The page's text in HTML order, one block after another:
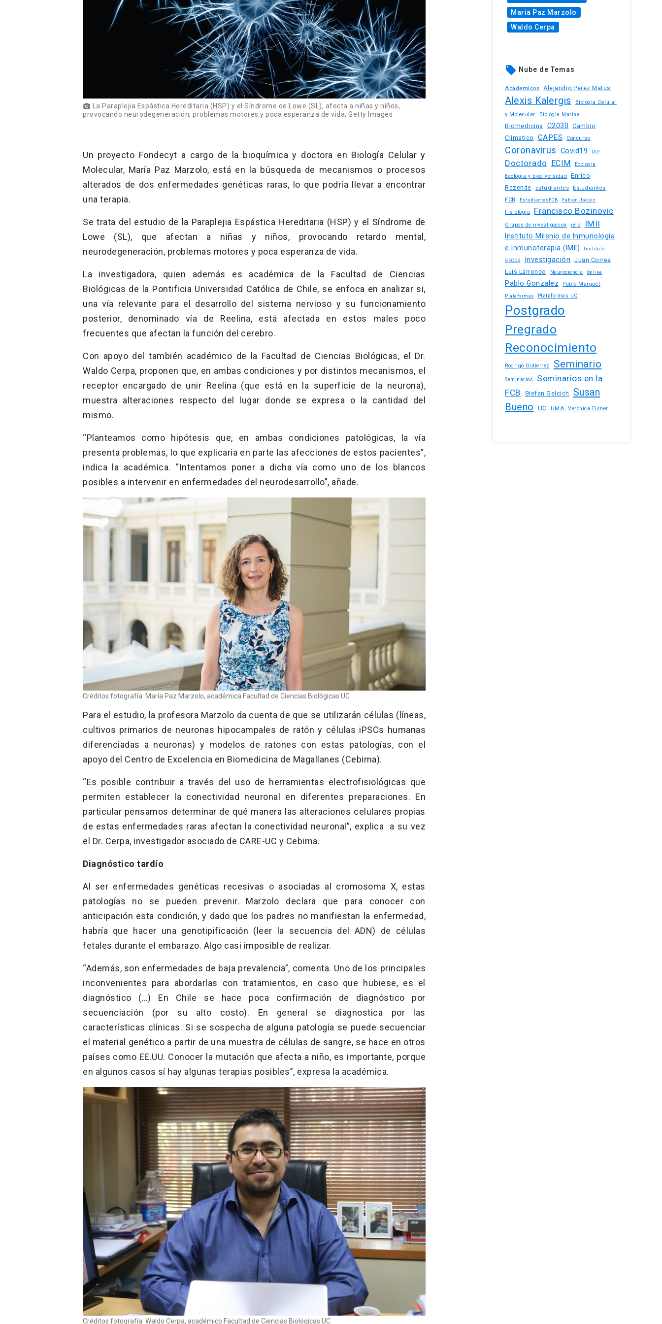
photo_camera La Paraplejia Espástica Hereditaria (HSP) y el Síndrome de Lowe (SL), afecta a niñas y niños,
provocando neurodegeneración, problemas motores y poca esperanza de vida; Getty Images
Un proyecto Fondecyt a cargo de la bioquímica y doctora en Biología Celular y
Molecular, María Paz Marzolo, está en la búsqueda de mecanismos o procesos
alterados de dos enfermedades genéticas raras, lo que podría llevar a encontrar
una terapia.
Se trata del estudio de la Paraplejia Espástica Hereditaria (HSP) y el Síndrome de
Lowe (SL), que afectan a niñas y niños, provocando retardo mental,
neurodegeneración, problemas motores y poca esperanza de vida.
La investigadora, quien además es académica de la Facultad de Ciencias
Biológicas de la Pontificia Universidad Católica de Chile, se enfoca en analizar si,
una vía relevante para el desarrollo del sistema nervioso y su funcionamiento
posterior, denominado vía de Reelina, está afectada en estos males poco
frecuentes que afectan la función del cerebro.
Con apoyo del también académico de la Facultad de Ciencias Biológicas, el Dr.
Waldo Cerpa, proponen que, en ambas condiciones y por distintos mecanismos, el
receptor encargado de unir Reelina (que está en la superficie de la neurona),
muestra alteraciones respecto del lugar donde se expresa o la cantidad del
mismo.
“Planteamos como hipótesis que, en ambas condiciones patológicas, la vía
presenta problemas, lo que explicaría en parte las afecciones de estos pacientes”,
indica la académica. “Intentamos poner a dicha vía como uno de los blancos
posibles a intervenir en enfermedades del neurodesarrollo”, añade.
Créditos fotografía: María Paz Marzolo, académica Facultad de Ciencias Biológicas UC
Para el estudio, la profesora Marzolo da cuenta de que se utilizarán células (líneas,
cultivos primarios de neuronas hipocampales de ratón y células iPSCs humanas
diferenciadas a neuronas) y modelos de ratones con estas patologías, con el
apoyo del Centro de Excelencia en Biomedicina de Magallanes (Cebima).
“Es posible contribuir a través del uso de herramientas electrofisiológicas que
permiten establecer la conectividad neuronal en diferentes preparaciones. En
particular pensamos determinar de qué manera las alteraciones celulares propias
de estas enfermedades raras afectan la conectividad neuronal”, explica a su vez
el Dr. Cerpa, investigador asociado de CARE-UC y Cebima.
Diagnóstico tardío
Al ser enfermedades genéticas recesivas o asociadas al cromosoma X, estas
patologías no se pueden prevenir. Marzolo declara que para conocer con
anticipación esta condición, y dado que los padres no manifiestan la enfermedad,
habría que hacer una genotipificación (leer la secuencia del ADN) de células
fetales durante el embarazo. Algo casi imposible de realizar.
“Además, son enfermedades de baja prevalencia”, comenta. Uno de los principales
inconvenientes para abordarlas con tratamientos, en caso que hubiese, es el
diagnóstico (…) En Chile se hace poca confirmación de diagnóstico por
secuenciación (por su alto costo). En general se diagnostica por las
características clínicas. Si se sospecha de alguna patología se puede secuenciar
el material genético a partir de una muestra de células de sangre, se hace en otros
países como EE.UU. Conocer la mutación que afecta a niño, es importante, porque
en algunos casos sí hay algunas terapias posibles”, expresa la académica.
Créditos fotografía: Waldo Cerpa, académico Facultad de Ciencias Biológicas UC
Maria Paz Marzolo
Waldo Cerpa
local_offer Nube de Temas
Academicos Alejandro Perez Matus
Alexis Kalergis
Biologia Celular
y Molecular
Biologia Marina
Biomedicina C2030
Cambio
Climatico
CAPES Concurso
Coronavirus Covid19 DIP
Doctorado ECIM Ecologia
Ecologia y biodiversidad
Enrico
Rezende
estudiantes
Estudiantes
FCB
EstudiantesFCB Fabian Jaksic
Fisiologia Francisco Bozinovic
Grupos de investigacion iBio IMII
Instituto Milenio de Inmunología
e Inmunoterapia (IMII)
Instituto
SECOS Investigación
Juan Correa
Luis Larrondo
Neurociencia Online
Pablo Gonzalez Pablo Marquet
Plataformas Plataformas UC
Postgrado
Pregrado
Reconocimiento
Rodrigo Gutierrez Seminario
Seminarios
Seminarios en la
FCB
Stefan Gelcich
Susan
Bueno
UC UMA Veronica Eisner